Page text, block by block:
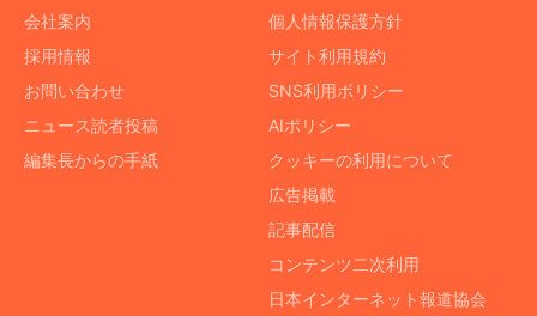
会社案内
採用情報
お問い合わせ
ニュース読者投稿
編集長からの手紙
個人情報保護方針
サイト利用規約
SNS利用ポリシー
AIポリシー
クッキーの利用について
広告掲載
記事配信
コンテンツ二次利用
日本インターネット報道協会